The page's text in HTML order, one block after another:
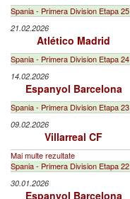
Spania - Primera Division Etapa 25
21.02.2026
Atlético Madrid
Spania - Primera Division Etapa 24
14.02.2026
Espanyol Barcelona
Spania - Primera Division Etapa 23
09.02.2026
Villarreal CF
Mai multe rezultate
Spania - Primera Division Etapa 22
30.01.2026
Espanyol Barcelona